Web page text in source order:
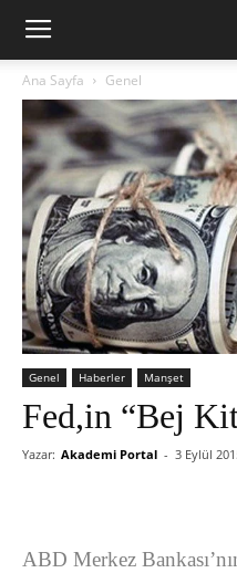
Ana Sayfa Genel
Genel Haberler Manşet
Fed,in “Bej
Yazar: Akademi Portal - 3 Eylül
ABD Merkez